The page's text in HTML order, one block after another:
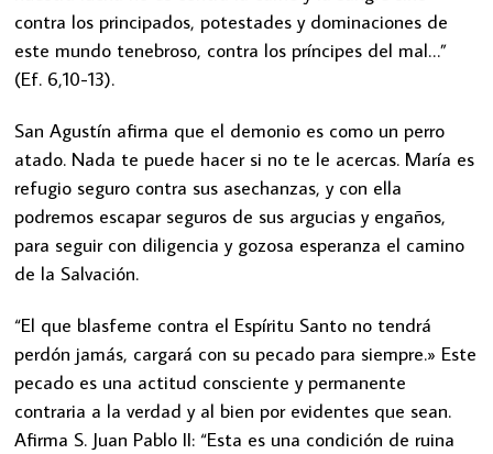
contra los principados, potestades y dominaciones de
este mundo tenebroso, contra los príncipes del mal…”
(Ef. 6,10-13).
San Agustín afirma que el demonio es como un perro
atado. Nada te puede hacer si no te le acercas. María es
refugio seguro contra sus asechanzas, y con ella
podremos escapar seguros de sus argucias y engaños,
para seguir con diligencia y gozosa esperanza el camino
de la Salvación.
“El que blasfeme contra el Espíritu Santo no tendrá
perdón jamás, cargará con su pecado para siempre.» Este
pecado es una actitud consciente y permanente
contraria a la verdad y al bien por evidentes que sean.
Afirma S. Juan Pablo II: “Esta es una condición de ruina